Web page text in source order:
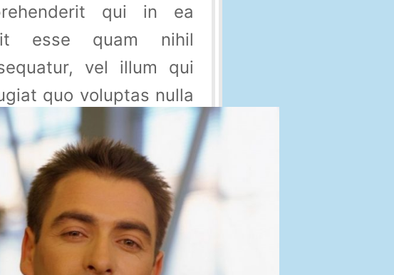
qui in ea
esse quam nihil
vel illum qui
quo voluptas nulla